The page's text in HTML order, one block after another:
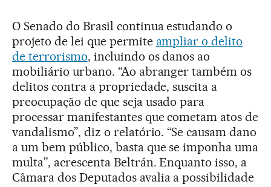
O Senado do Brasil continua estudando o
projeto de lei que permite ampliar o delito
de terrorismo, incluindo os danos ao
mobiliário urbano. “Ao abranger também os
delitos contra a propriedade, suscita a
preocupação de que seja usado para
processar manifestantes que cometam atos de
vandalismo”, diz o relatório. “Se causam dano
a um bem público, basta que se imponha uma
multa”, acrescenta Beltrán. Enquanto isso, a
Câmara dos Deputados avalia a possibilidade